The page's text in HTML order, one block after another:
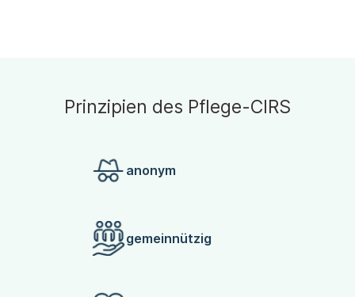
Prinzipien des Pflege-CIRS
anonym
gemeinnützig